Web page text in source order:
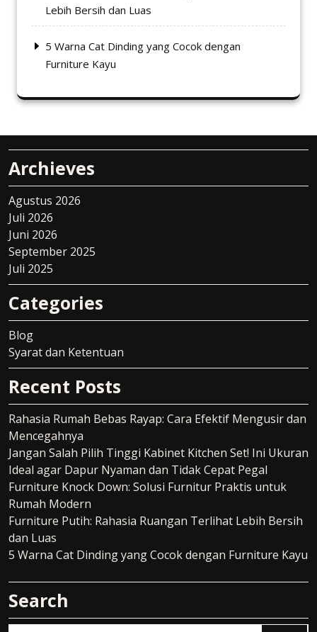
Lebih Bersih dan Luas
5 Warna Cat Dinding yang Cocok dengan
Furniture Kayu
Archieves
Agustus 2026
Juli 2026
Juni 2026
September 2025
Juli 2025
Categories
Blog
Syarat dan Ketentuan
Recent Posts
Rahasia Rumah Bebas Rayap: Cara Efektif Mengusir dan
Mencegahnya
Jangan Salah Pilih Tinggi Kabinet Kitchen Set! Ini Ukuran
Ideal agar Dapur Nyaman dan Tidak Cepat Pegal
Furniture Knock Down: Solusi Furnitur Praktis untuk
Rumah Modern
Furniture Putih: Rahasia Ruangan Terlihat Lebih Bersih
dan Luas
5 Warna Cat Dinding yang Cocok dengan Furniture Kayu
Search